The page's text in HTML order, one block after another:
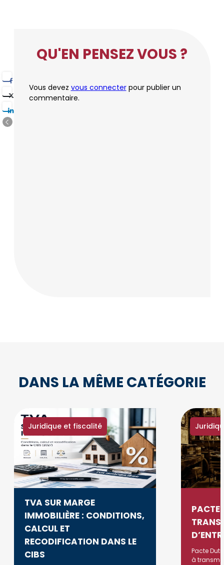
QU'EN PENSEZ VOUS ?
Vous devez vous connecterpour publier un
commentaire.
DANS LA MÊME CATÉGORIE
Juridique et fiscalité
TVA SUR MARGE
IMMOBILIÈRE : CONDITIONS,
CALCUL ET
RECODIFICATION DANS LE
CIBS
PACTE
Pacte
à